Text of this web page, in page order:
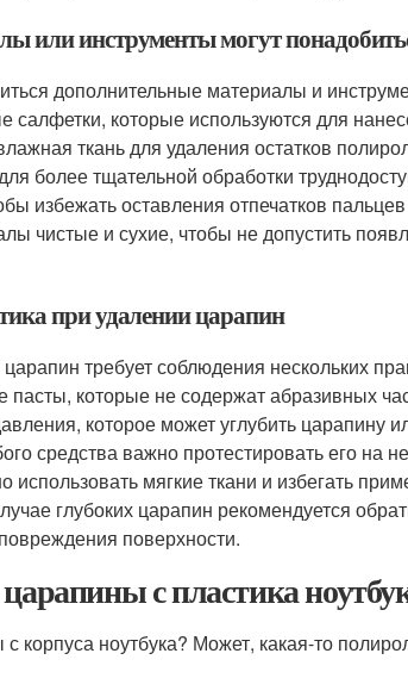
или инструменты могут
дополнительные материалы и
салфетки, которые используются для
ткань для удаления остатков
более тщательной обработки
избежать оставления отпечатков
чистые и сухие, чтобы не допустить
при удалении царапин
требует соблюдения нескольких
которые не содержат абразивных
которое может углубить царапину
средства важно протестировать его на
использовать мягкие ткани и избегать
глубоких царапин рекомендуется
поверхности.
с пластика
корпуса ноутбука? Может, какая-то